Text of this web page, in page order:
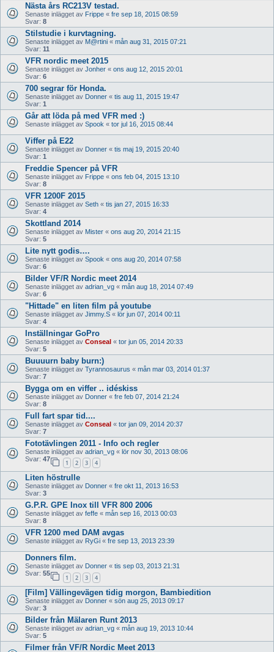
Nästa års RC213V testad.
Senaste inlägget av Frippe « fre sep 18, 2015 08:59
Svar: 8
Stilstudie i kurvtagning.
Senaste inlägget av M@rtini « mån aug 31, 2015 07:21
Svar: 11
VFR nordic meet 2015
Senaste inlägget av Jonher « ons aug 12, 2015 20:01
Svar: 6
700 segrar för Honda.
Senaste inlägget av Donner « tis aug 11, 2015 19:47
Svar: 1
Går att löda på med VFR med :)
Senaste inlägget av Spook « tor jul 16, 2015 08:44
Viffer på E22
Senaste inlägget av Donner « tis maj 19, 2015 20:40
Svar: 1
Freddie Spencer på VFR
Senaste inlägget av Frippe « ons feb 04, 2015 13:10
Svar: 8
VFR 1200F 2015
Senaste inlägget av Seth « tis jan 27, 2015 16:33
Svar: 4
Skottland 2014
Senaste inlägget av Mister « ons aug 20, 2014 21:15
Svar: 5
Lite nytt godis….
Senaste inlägget av Spook « ons aug 20, 2014 07:58
Svar: 6
Bilder VF/R Nordic meet 2014
Senaste inlägget av adrian_vg « mån aug 18, 2014 07:49
Svar: 6
"Hittade" en liten film på youtube
Senaste inlägget av Jimmy.S « lör jun 07, 2014 00:11
Svar: 4
Inställningar GoPro
Senaste inlägget av Conseal « tor jun 05, 2014 20:33
Svar: 5
Buuuurn baby burn:)
Senaste inlägget av Tyrannosaurus « mån mar 03, 2014 01:37
Svar: 7
Bygga om en viffer .. idéskiss
Senaste inlägget av Donner « fre feb 07, 2014 21:24
Svar: 8
Full fart spar tid....
Senaste inlägget av Conseal « tor jan 09, 2014 20:37
Svar: 7
Fototävlingen 2011 - Info och regler
Senaste inlägget av adrian_vg « lör nov 30, 2013 08:06
Svar: 47
1 2 3 4
Liten höstrulle
Senaste inlägget av Donner « fre okt 11, 2013 16:53
Svar: 3
G.P.R. GPE Inox till VFR 800 2006
Senaste inlägget av feffe « mån sep 16, 2013 00:03
Svar: 8
VFR 1200 med DAM avgas
Senaste inlägget av RyGi « fre sep 13, 2013 23:39
Donners film.
Senaste inlägget av Donner « tis sep 03, 2013 21:31
Svar: 55
1 2 3 4
[Film] Vällingevägen tidig morgon, Bambiedition
Senaste inlägget av Donner « sön aug 25, 2013 09:17
Svar: 3
Bilder från Mälaren Runt 2013
Senaste inlägget av adrian_vg « mån aug 19, 2013 10:44
Svar: 5
Filmer från VF/R Nordic Meet 2013